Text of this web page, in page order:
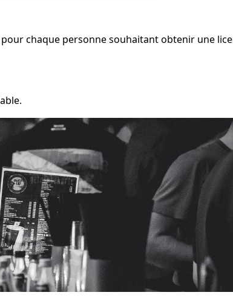
pour chaque personne souhaitant obtenir une